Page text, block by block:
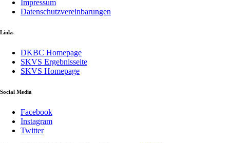
Impressum
Datenschutzvereinbarungen
Links
DKBC Homepage
SKVS Ergebnisseite
SKVS Homepage
Social Media
Facebook
Instagram
Twitter